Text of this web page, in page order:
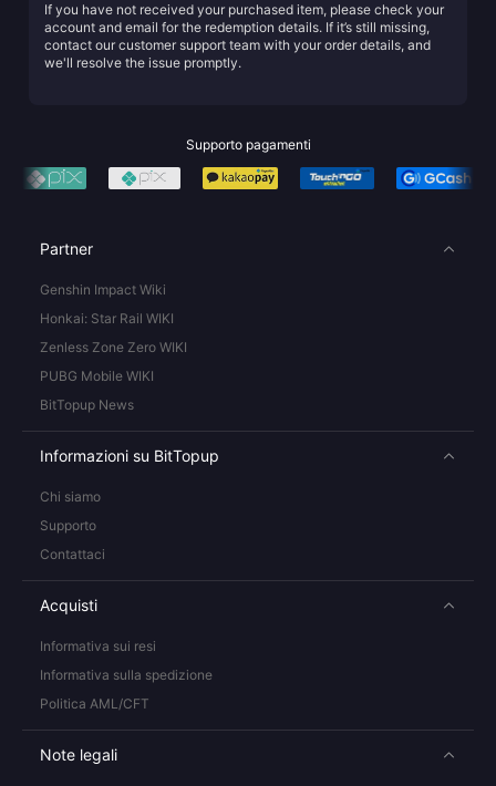
If you have not received your purchased item, please check your
account and email for the redemption details. If it’s still missing,
contact our customer support team with your order details, and
we'll resolve the issue promptly.
Supporto pagamenti
Partner
Genshin Impact Wiki
Honkai: Star Rail WIKI
Zenless Zone Zero WIKI
PUBG Mobile WIKI
BitTopup News
Informazioni su BitTopup
Chi siamo
Supporto
Contattaci
Acquisti
Informativa sui resi
Informativa sulla spedizione
Politica AML/CFT
Note legali